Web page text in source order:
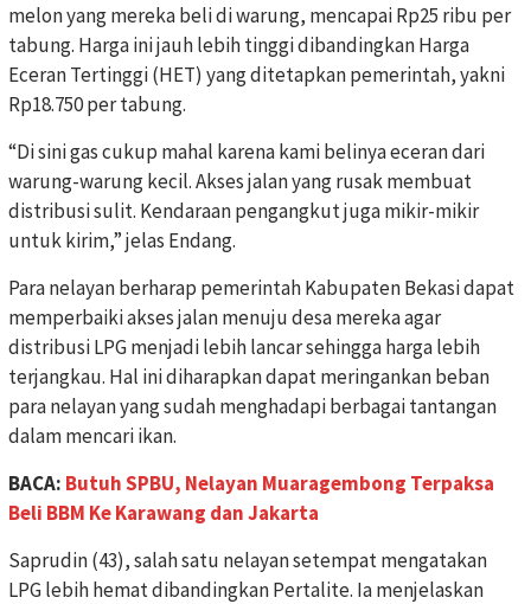
melon yang mereka beli di warung, mencapai Rp25 ribu per
tabung. Harga ini jauh lebih tinggi dibandingkan Harga
Eceran Tertinggi (HET) yang ditetapkan pemerintah, yakni
Rp18.750 per tabung.
“Di sini gas cukup mahal karena kami belinya eceran dari
warung-warung kecil. Akses jalan yang rusak membuat
distribusi sulit. Kendaraan pengangkut juga mikir-mikir
untuk kirim,” jelas Endang.
Para nelayan berharap pemerintah Kabupaten Bekasi dapat
memperbaiki akses jalan menuju desa mereka agar
distribusi LPG menjadi lebih lancar sehingga harga lebih
terjangkau. Hal ini diharapkan dapat meringankan beban
para nelayan yang sudah menghadapi berbagai tantangan
dalam mencari ikan.
BACA: Butuh SPBU, Nelayan Muaragembong Terpaksa
Beli BBM Ke Karawang dan Jakarta
Saprudin (43), salah satu nelayan setempat mengatakan
LPG lebih hemat dibandingkan Pertalite. Ia menjelaskan